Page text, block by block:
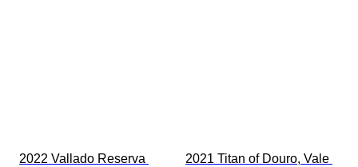
2022 Vallado Reserva
2021 Titan of Douro, Vale